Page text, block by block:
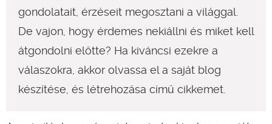
gondolatait, érzéseit megosztani a világgal.
De vajon, hogy érdemes nekiállni és miket kell
átgondolni előtte? Ha kiváncsi ezekre a
válaszokra, akkor olvassa el a saját blog
készítése, és létrehozása című cikkemet.